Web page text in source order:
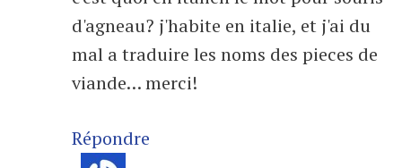
d'agneau? j'habite en italie, et j'ai du
mal a traduire les noms des pieces de
viande… merci!
Répondre